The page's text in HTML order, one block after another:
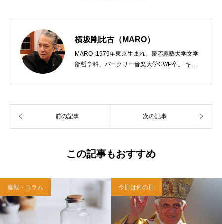
横坂剛比古（MARO）
MARO 1979年東京生まれ。慶応義塾大学文学
部哲学科、バークリー音楽大学CWP卒。 キリ
う宗教法人専門の行政書士。2020年7月よりク
「上馬キリスト教会（@kamiumach）」の運営
を行う「まじめ担当」。 著書に『聖書を読んだ
西洋哲学超入門〜』（日本実業出版）、『人生
イヤモンド社）、『世界一ゆるい聖書入門』、
『世界一ゆるい聖書教室』（「ふざけ担当」LE
ONとの共著、講談社）などがある。新著<a hr
ef="https://amzn.to/376F9aC">『ふっと心がラ
前の記事 次の記事
この記事もおすすめ
連載・コラム 今日は何の日